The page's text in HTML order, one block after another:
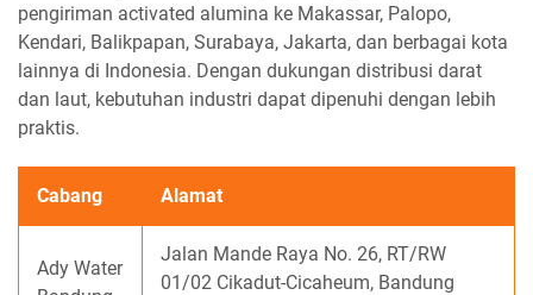
pengiriman activated alumina ke Makassar, Palopo,
Kendari, Balikpapan, Surabaya, Jakarta, dan berbagai kota
lainnya di Indonesia. Dengan dukungan distribusi darat
dan laut, kebutuhan industri dapat dipenuhi dengan lebih
praktis.
Cabang Alamat
Ady Water
Jalan Mande Raya No. 26, RT/RW
01/02 Cikadut-Cicaheum, Bandung